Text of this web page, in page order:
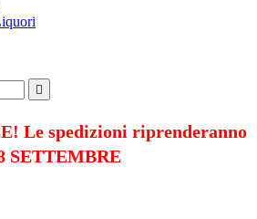

Le spedizioni riprenderanno
SETTEMBRE